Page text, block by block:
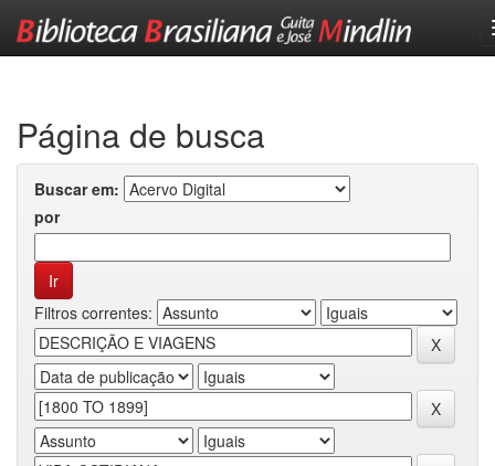
Página de busca
Buscar em:
por
Filtros correntes: